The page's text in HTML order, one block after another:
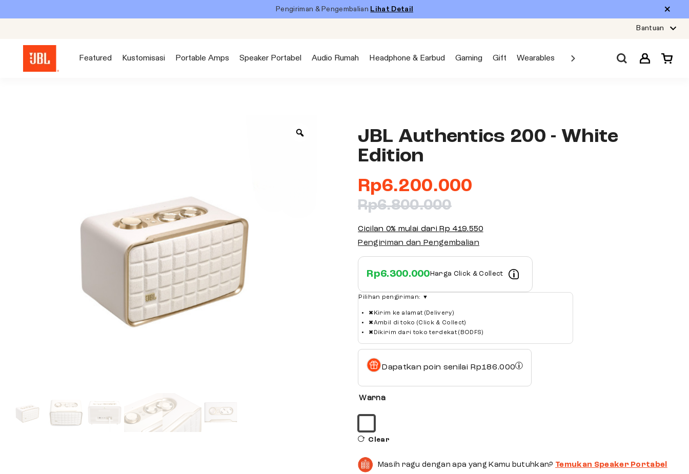
Pengiriman & Pengembalian Lihat Detail
Bantuan
Featured Kustomisasi Portable Amps Speaker Portabel Audio Rumah Headphone & Earbud Gaming Gift Wearables Sale Car Audio Explore JBL
JBL Authentics 200 - White
Edition
Rp6.200.000
Rp6.800.000
Cicilan 0% mulai dariRp 419.550
Pengiriman dan Pengembalian
Harga Click & Collect
Rp6.300.000
Pilihan pengiriman: ▼
✖ Kirim ke alamat (Delivery)
✖Ambil di toko (Click & Collect)
✖ Dikirim dari toko terdekat (BODFS)
Dapatkan poin senilai Rp186.000
Warna
Clear
Masih ragu dengan apa yang Kamu butuhkan? Temukan Speaker Portabel